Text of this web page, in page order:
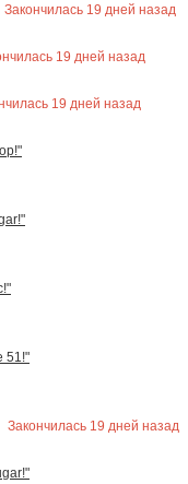
Закончилась 19 дней назад
19 дней назад
19 дней назад
51!"
Закончилась 19 дней назад